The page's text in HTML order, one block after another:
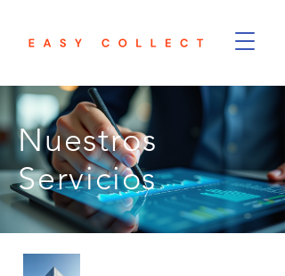
Nuestros
Servicios